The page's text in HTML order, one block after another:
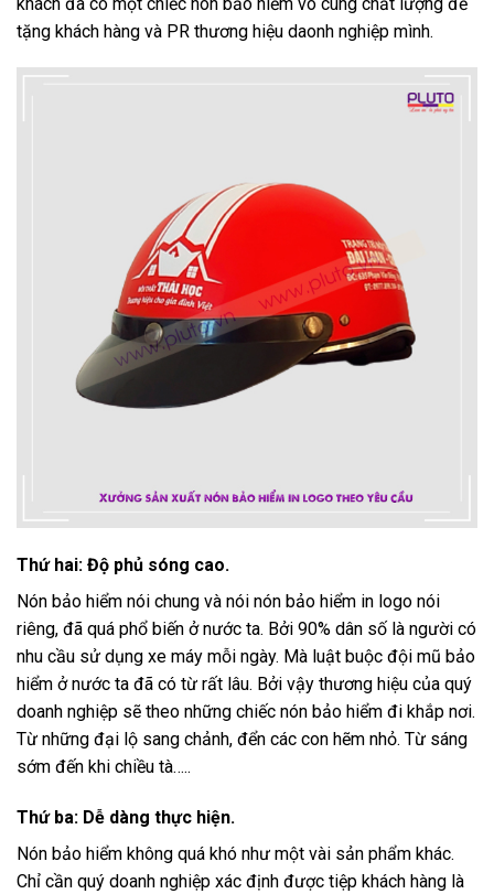
tặng khách hàng và PR thương hiệu daonh nghiệp mình.
Thứ hai: Độ phủ sóng cao.
Nón bảo hiểm nói chung và nói nón bảo hiểm in logo nói
riêng, đã quá phổ biến ở nước ta. Bởi 90% dân số là người có
nhu cầu sử dụng xe máy mỗi ngày. Mà luật buộc đội mũ bảo
hiểm ở nước ta đã có từ rất lâu. Bởi vậy thương hiệu của quý
doanh nghiệp sẽ theo những chiếc nón bảo hiểm đi khắp nơi.
Từ những đại lộ sang chảnh, đển các con hẽm nhỏ. Từ sáng
sớm đến khi chiều tà…..
Thứ ba: Dễ dàng thực hiện.
Nón bảo hiểm không quá khó như một vài sản phẩm khác.
Chỉ cần quý doanh nghiệp xác định được tiệp khách hàng là